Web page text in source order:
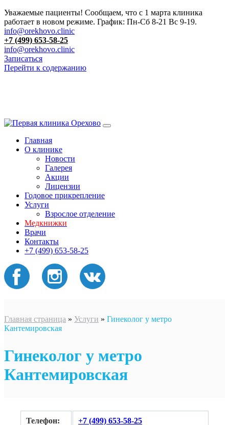
Уважаемые пациенты! Сообщаем, что с 1 марта клиника
работает в новом режиме. График: Пн-Сб 8-21 Вс 9-19.
info@orekhovo.clinic
+7 (499) 653-58-25
info@orekhovo.clinic
Записаться
Перейти к содержанию
Главная
О клинике
Новости
Галерея
Акции
Лицензии
Годовое прикрепление
Услуги
Взрослое отделение
Медкнижки
Врачи
Контакты
+7 (499) 653-58-25
Главная страница » Услуги » Гинеколог у метро
Кантемировская
Гинеколог у метро
Кантемировская
Телефон: +7 (499) 653-58-25